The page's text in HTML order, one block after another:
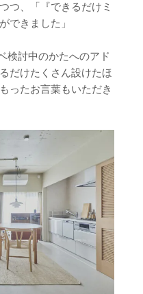
つ、「『できるだけミ
できました」
検討中のかたへのアド
だけたくさん設けたほ
ったお言葉もいただき